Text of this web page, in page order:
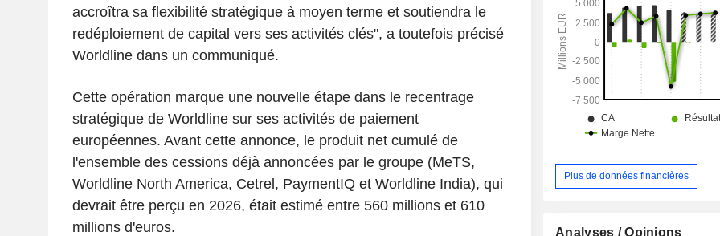
accroîtra sa flexibilité stratégique à moyen terme et soutiendra le
redéploiement de capital vers ses activités clés", a toutefois précisé
Worldline dans un communiqué.
Cette opération marque une nouvelle étape dans le recentrage
stratégique de Worldline sur ses activités de paiement
européennes. Avant cette annonce, le produit net cumulé de
l'ensemble des cessions déjà annoncées par le groupe (MeTS,
Worldline North America, Cetrel, PaymentIQ et Worldline India), qui
devrait être perçu en 2026, était estimé entre 560 millions et 610
millions d'euros.
Plus de données financières
Analyses / Opinions